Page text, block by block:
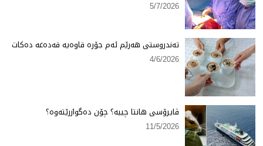
5/7/2026
تەندروستی هەرێم ئەم جۆرە قاوەیە قەدەغە دەكات
4/6/2026
ڤایرۆسی هانتا چییە؟ چۆن دەگوازرێتەوە؟
11/5/2026